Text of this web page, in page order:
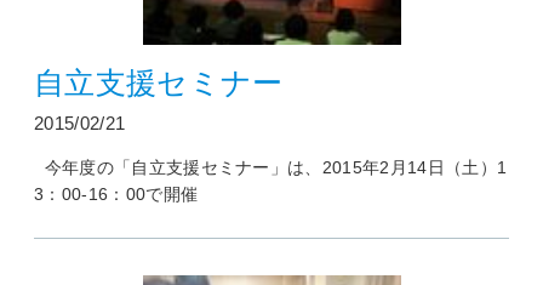
自立支援セミナー
2015/02/21
今年度の「自立支援セミナー」は、2015年2月14日（土）1
3：00-16：00で開催